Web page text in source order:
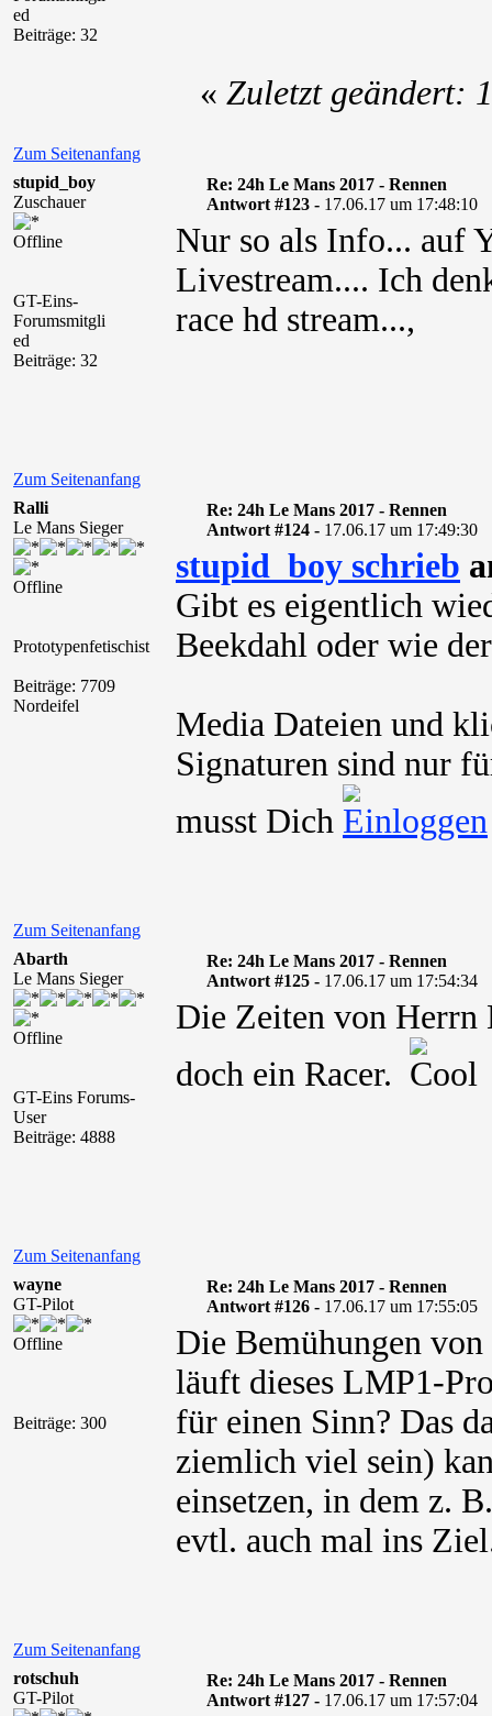
ed
Beiträge: 32
Zum Seitenanfang
« Zuletzt geändert:
stupid_boy
Zuschauer
Offline
GT-Eins-
Forumsmitgli
ed
Beiträge: 32
Re: 24h Le Mans 2017 - Rennen
Antwort #123 - 17.06.17 um 17:48:10
Nur so als Info... auf
Livestream.... Ich
race hd stream...,
Zum Seitenanfang
Ralli
Le Mans Sieger
Offline
Prototypenfetischist
Beiträge: 7709
Nordeifel
Re: 24h Le Mans 2017 - Rennen
Antwort #124 - 17.06.17 um 17:49:30
stupid_boy schrieb
Gibt es eigentlich
Beekdahl oder wie
Media Dateien und
Signaturen sind nur
musst Dich
Zum Seitenanfang
Abarth
Le Mans Sieger
Offline
GT-Eins Forums-
User
Beiträge: 4888
Re: 24h Le Mans 2017 - Rennen
Antwort #125 - 17.06.17 um 17:54:34
Die Zeiten von Herrn
doch ein Racer.
Zum Seitenanfang
wayne
GT-Pilot
Offline
Beiträge: 300
Re: 24h Le Mans 2017 - Rennen
Antwort #126 - 17.06.17 um 17:55:05
Die Bemühungen
läuft dieses LMP1-
für einen Sinn? Das
ziemlich viel sein)
einsetzen, in dem z.
evtl. auch mal ins
Zum Seitenanfang
rotschuh
GT-Pilot
Re: 24h Le Mans 2017 - Rennen
Antwort #127 - 17.06.17 um 17:57:04